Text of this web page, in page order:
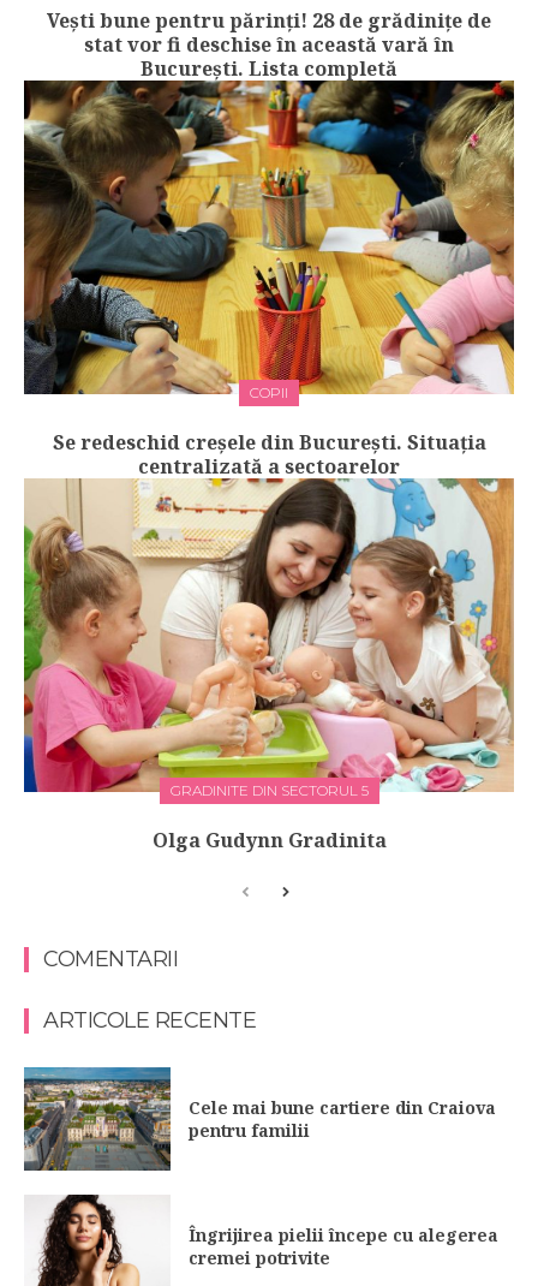
Vești bune pentru părinți! 28 de grădiniţe de
stat vor fi deschise în această vară în
București. Lista completă
COPII
Se redeschid creșele din București. Situația
centralizată a sectoarelor
GRADINITE DIN SECTORUL 5
Olga Gudynn Gradinita
COMENTARII
ARTICOLE RECENTE
Cele mai bune cartiere din Craiova
pentru familii
Îngrijirea pielii începe cu alegerea
cremei potrivite